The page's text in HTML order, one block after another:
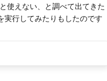
使えない、と調べて出てきた
実行してみたりもしたのです